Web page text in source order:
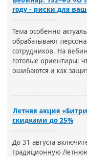
году - риски для
Тема особенно
обрабатывают
сотрудников. На
готовые ориентиры:
ошибаются и как
Летняя акция
скидками до 25%
До 31 августа
традиционную